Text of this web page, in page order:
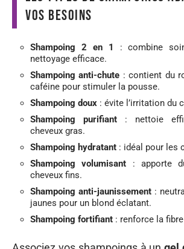
Pour une densité capillaire
pour des shampoings contenant
caféine et le romarin
stimulent
cheveux, tandis que le
pour absorber l’excès de
produits contenant des sulfates,
irriter le cuir chevelu.
Les types de shampoings
vos besoins
Shampoing 2 en 1: combine soin
nettoyage efficace.
caféine pour stimuler la pousse.